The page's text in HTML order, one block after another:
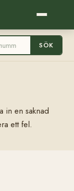
SÖK
in en saknad
ett fel.